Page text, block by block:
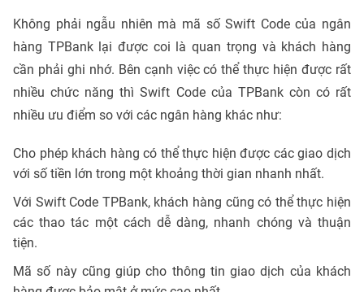
Không phải ngẫu nhiên mà mã số Swift Code của ngân
hàng TPBank lại được coi là quan trọng và khách hàng
cần phải ghi nhớ. Bên cạnh việc có thể thực hiện được rất
nhiều chức năng thì Swift Code của TPBank còn có rất
nhiều ưu điểm so với các ngân hàng khác như:
Cho phép khách hàng có thể thực hiện được các giao dịch
với số tiền lớn trong một khoảng thời gian nhanh nhất.
Với Swift Code TPBank, khách hàng cũng có thể thực hiện
các thao tác một cách dễ dàng, nhanh chóng và thuận
tiện.
Mã số này cũng giúp cho thông tin giao dịch của khách